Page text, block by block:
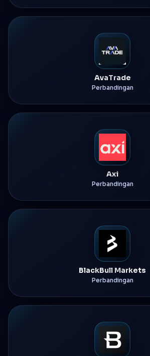
AvaTrade
Perbandingan
Axi
Perbandingan
BlackBull Markets
Perbandingan